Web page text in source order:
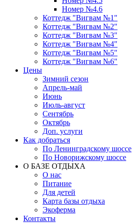
Номер №4.6
Коттедж "Вигвам №1"
Коттедж "Вигвам №2"
Коттедж "Вигвам №3"
Коттедж "Вигвам №4"
Коттедж "Вигвам №5"
Коттедж "Вигвам №6"
Цены
Зимний сезон
Апрель-май
Июнь
Июль-август
Сентябрь
Октябрь
Доп. услуги
Как добраться
По Ленинградскому шоссе
По Новорижскому шоссе
О БАЗЕ ОТДЫХА
О нас
Питание
Для детей
Карта базы отдыха
Экоферма
Контакты